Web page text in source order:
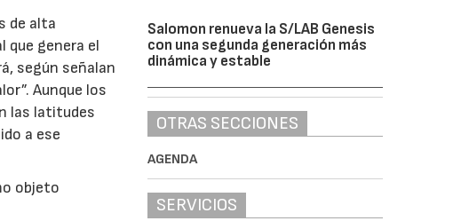
de alta
que genera el
según señalan
Aunque los
las latitudes
a ese
objeto
Salomon renueva la S/LAB Genesis
con una segunda generación más
dinámica y estable
OTRAS SECCIONES
AGENDA
SERVICIOS